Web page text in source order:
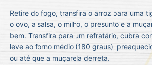
Retire do fogo, transfira o arroz para uma
o ovo, a salsa, o milho, o presunto e a
bem. Transfira para um refratário, cubra
leve ao forno médio (180 graus),
ou até que a muçarela derreta.